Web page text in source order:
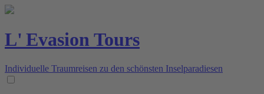
L' Evasion Tours
Individuelle Traumreisen zu den schönsten Inselparadiesen